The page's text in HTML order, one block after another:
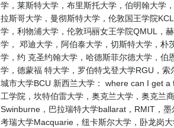
学，莱斯特大学，布里斯托大学，伯明翰大学
拉斯哥大学，曼彻斯特大学，伦敦国王学院
学，利物浦大学，伦敦玛丽女王学院QMUL，
学， 邓迪大学，阿伯泰大学，切斯特大学，
学，约 克圣约翰大学，哈德斯菲尔德大学，
学，德蒙福 特大学，罗伯特戈登大学RGU，
城市大学BCU 新西兰大学： where can I get
工学院，坎特伯雷大学，奥克兰大学，奥克兰
Swinburne，巴拉瑞特大学ballarat，RMIT，
考瑞大学Macquarie，纽卡斯尔大学，卧龙岗